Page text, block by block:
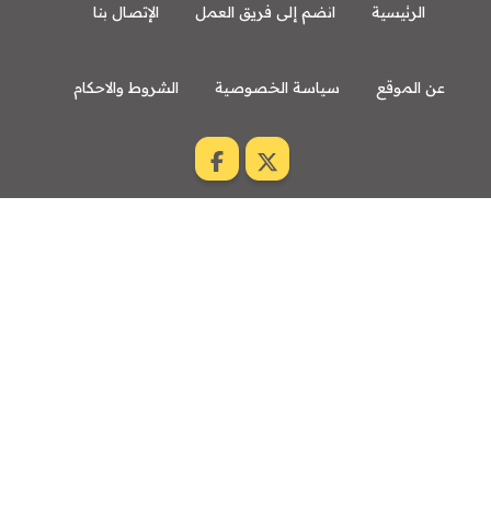
الرئيسية انضم إلى فريق العمل الإتصال بنا
عن الموقع سياسة الخصوصية الشروط والاحكام